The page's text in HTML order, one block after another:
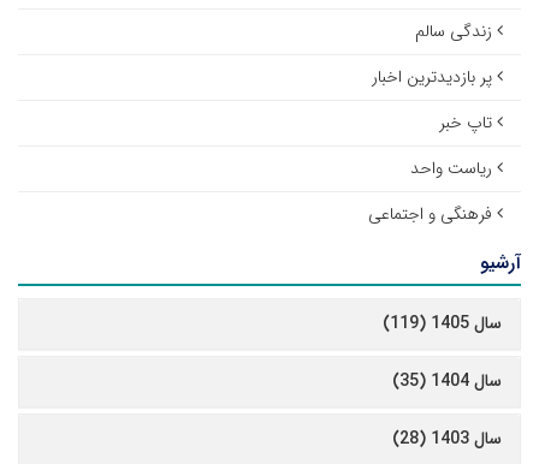
زندگی سالم
پر بازدیدترین اخبار
تاپ خبر
ریاست واحد
فرهنگی و اجتماعی
آرشیو
سال 1405 (119)
سال 1404 (35)
سال 1403 (28)